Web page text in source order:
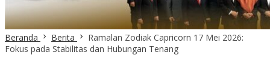
Beranda Berita
Ramalan Zodiak Capricorn 17 Mei 2026:
Fokus pada Stabilitas dan Hubungan Tenang